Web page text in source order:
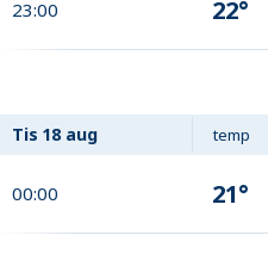
23:00 22°
Tis 18 aug temp
00:00 21°